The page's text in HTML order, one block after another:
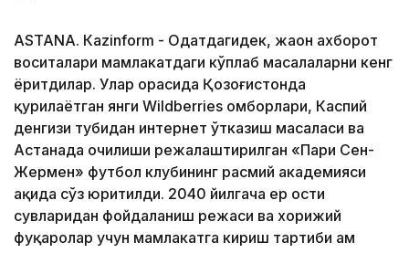
ASTANА. Кazinform - Одатдагидек, жаҳон ахборот
воситалари мамлакатдаги кўплаб масалаларни кенг
ёритдилар. Улар орасида Қозоғистонда
қурилаётган янги Wildberries омборлари, Каспий
денгизи тубидан интернет ўтказиш масаласи ва
Астанада очилиши режалаштирилган «Пари Сен-
Жермен» футбол клубининг расмий академияси
ҳақида сўз юритилди. 2040 йилгача ер ости
сувларидан фойдаланиш режаси ва хорижий
фуқаролар учун мамлакатга кириш тартиби ҳам